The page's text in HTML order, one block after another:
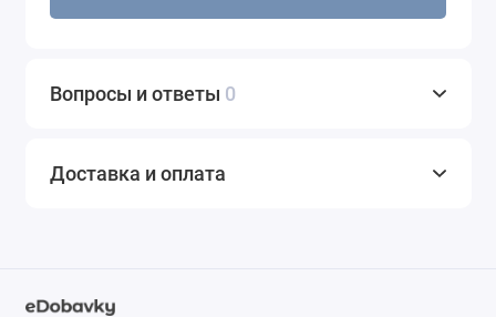
обратиться за получением медицинской помощи или
Активный компонент
2,0% (мас. / Мас.)
натрия, тетранатрий ЭДТА
Вопросы и ответы 0
Доставка и оплата